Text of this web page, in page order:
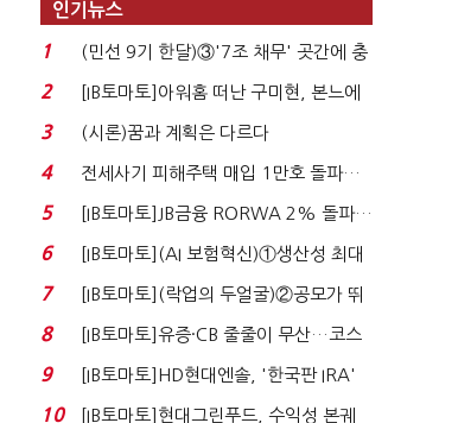
인기뉴스
1
(민선 9기 한달)③'7조 채무' 곳간에 충
격…추미애, 20년...
2
[IB토마토]아워홈 떠난 구미현, 본느에
340억 베팅…가...
3 (시론)꿈과 계획은 다르다
4
전세사기 피해주택 매입 1만호 돌파…
누적 피해자 4만2...
5
[IB토마토]JB금융 RORWA 2% 돌파…
실적 견인은 은행 ...
6
[IB토마토](AI 보험혁신)①생산성 최대
80% 개선…현실...
7
[IB토마토](락업의 두얼굴)②공모가 뛰
자 첫날 매도…FI ...
8
[IB토마토]유증·CB 줄줄이 무산…코스
닥 벌점 급증에 ...
9
[IB토마토]HD현대엔솔, '한국판 IRA'
수혜 부상…세액공...
10
[IB토마토]현대그린푸드, 수익성 본궤